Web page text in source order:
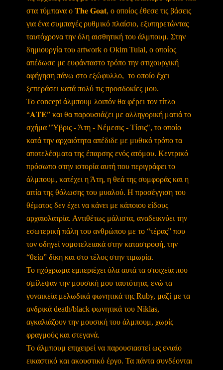
στα τύμπανα ο 𝐓𝐡𝐞 𝐆𝐨𝐚𝐭, ο οποίος έθεσε τις βάσεις
για ένα συμπαγές ρυθμικό πλαίσιο, εξυπηρετώντας
ταυτόχρονα την όλη αισθητική του άλμπουμ. Στην
δημιουργία του artwork ο Okim Tulal, ο οποίος
απέδωσε με ευφάνταστο τρόπο την στιχουργική
αφήγηση πάνω στο εξώφυλλο, το οποίο έχει
ξεπεράσει κατά πολύ τις προσδοκίες μου.
Το concept άλμπουμ λοιπόν θα φέρει τον τίτλο
“𝐀𝐓𝐄” και θα παρουσιάζει με αλληγορική ματιά το
σχήμα "Ύβρις - Άτη - Νέμεσις - Τίσις", το οποίο
κατά την αρχαιότητα απέδιδε με μυθικό τρόπο τα
αποτελέσματα της έπαρσης ενός ατόμου. Κεντρικό
πρόσωπο στην ιστορία αυτή που περιγράφει το
άλμπουμ, κατέχει η Άτη, η θεά της συμφοράς και η
αιτία της θόλωσης του μυαλού. Η προσέγγιση του
θέματος δεν έχει να κάνει με κάποιου είδους
αρχαιολατρία. Αντιθέτως μάλιστα, αναδεικνύει την
εσωτερική πάλη του ανθρώπου με το “τέρας” που
τον οδηγεί νομοτελειακά στην καταστροφή, την
“θεία” δίκη και στο τέλος στην τιμωρία.
Το ηχόχρωμα εμπεριέχει όλα αυτά τα στοιχεία που
σμίλεψαν την μουσική μου ταυτότητα, ενώ τα
γυναικεία μελωδικά φωνητικά της Ruby, μαζί με τα
ανδρικά death/black φωνητικά του Niklas,
αγκαλιάζουν την μουσική του άλμπουμ, χωρίς
φραγμούς και στεγανά.
Το άλμπουμ επιχειρεί να παρουσιαστεί ως ενιαίο
εικαστικό και ακουστικό έργο. Τα πάντα συνδέονται